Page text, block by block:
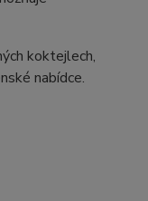
koktejlech,
nabídce.